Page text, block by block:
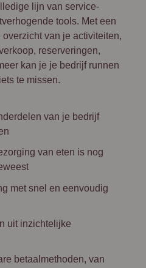
lijn van service-
tools. Met een
van je activiteiten,
reserveringen,
kan je je bedrijf runnen
te missen.
van je bedrijf
van eten is nog
met snel en eenvoudig
uit inzichtelijke
betaalmethoden, van